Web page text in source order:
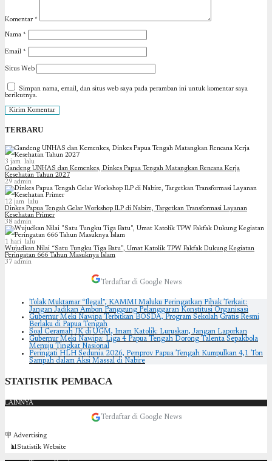
Komentar *
Nama *
Email *
Situs Web
Simpan nama, email, dan situs web saya pada peramban ini untuk komentar saya
berikutnya.
TERBARU
3 jam lalu
Gandeng UNHAS dan Kemenkes, Dinkes Papua Tengah Matangkan Rencana Kerja
Kesehatan Tahun 2027
29 admin
12 jam lalu
Dinkes Papua Tengah Gelar Workshop ILP di Nabire, Targetkan Transformasi Layanan
Kesehatan Primer
38 admin
1 hari lalu
Wujudkan Nilai “Satu Tungku Tiga Batu”, Umat Katolik TPW Fakfak Dukung Kegiatan
Peringatan 666 Tahun Masuknya Islam
37 admin
Terdaftar di Google News
Tolak Muktamar “Ilegal”, KAMMI Maluku Peringatkan Pihak Terkait:
Jangan Jadikan Ambon Panggung Pelanggaran Konstitusi Organisasi
Gubernur Meki Nawipa Terbitkan BOSDA, Program Sekolah Gratis Resmi
Berlaku di Papua Tengah
Soal Ceramah JK di UGM, Imam Katolik: Luruskan, Jangan Laporkan
Gubernur Meki Nawipa: Liga 4 Papua Tengah Dorong Talenta Sepakbola
Menuju Tingkat Nasional
Peringati HLH Sedunia 2026, Pemprov Papua Tengah Kumpulkan 4,1 Ton
Sampah dalam Aksi Massal di Nabire
STATISTIK PEMBACA
LAINNYA
Terdaftar di Google News
🪧 Advertising
📊Statistik Website